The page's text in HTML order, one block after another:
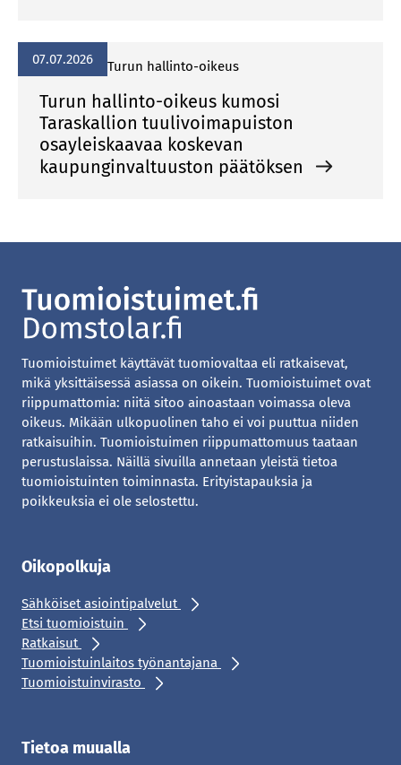
07.07.2026 Turun hallinto-oikeus
Turun hallinto-oikeus kumosi
Taraskallion tuulivoimapuiston
osayleiskaavaa koskevan
kaupunginvaltuuston päätöksen
Tuomioistuimet käyttävät tuomiovaltaa eli ratkaisevat,
mikä yksittäisessä asiassa on oikein. Tuomioistuimet ovat
riippumattomia: niitä sitoo ainoastaan voimassa oleva
oikeus. Mikään ulkopuolinen taho ei voi puuttua niiden
ratkaisuihin. Tuomioistuimen riippumattomuus taataan
perustuslaissa. Näillä sivuilla annetaan yleistä tietoa
tuomioistuinten toiminnasta. Erityistapauksia ja
poikkeuksia ei ole selostettu.
Oikopolkuja
Sähköiset asiointipalvelut
Etsi tuomioistuin
Ratkaisut
Tuomioistuinlaitos työnantajana
Tuomioistuinvirasto
Tietoa muualla